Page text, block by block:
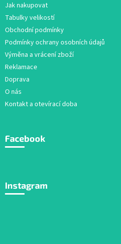
Jak nakupovat
Tabulky velikostí
Obchodní podmínky
Podmínky ochrany osobních údajů
Výměna a vrácení zboží
Reklamace
Doprava
O nás
Kontakt a otevírací doba
Facebook
Instagram